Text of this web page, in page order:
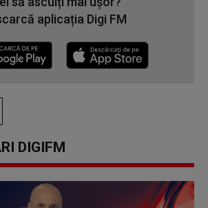
aplicația Digi FM
DIGIFM